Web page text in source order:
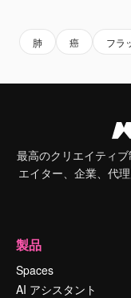
肺 癌 フラ
最高のクリエイティ
エイター、企業、代
製品
Spaces
AI アシスタント